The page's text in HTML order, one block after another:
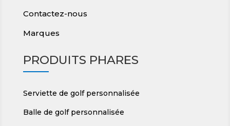
Contactez-nous
Marques
PRODUITS PHARES
Serviette de golf personnalisée
Balle de golf personnalisée